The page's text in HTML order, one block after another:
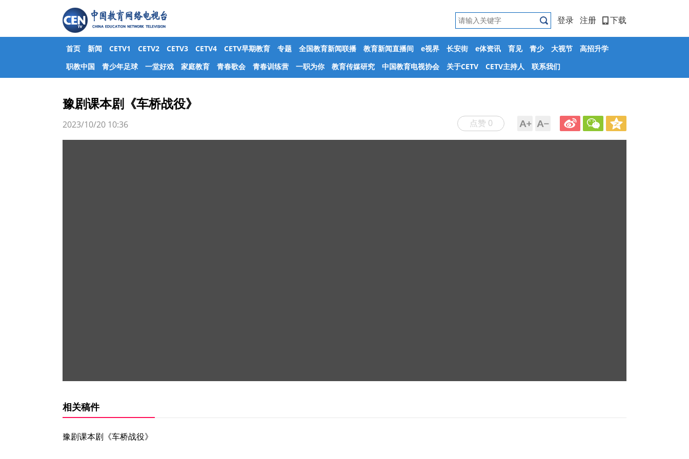
登录 注册 下载
首页 新闻 CETV1 CETV2 CETV3 CETV4 CETV早期教育 专题 全国教育新闻联播 教育新闻直播间 e视界 长安街 e体资讯 育见 青少 大视节
高招升学
职教中国
青少年足球 一堂好戏 家庭教育 青春歌会 青春训练营 一职为你 教育传媒研究 中国教育电视协会 关于CETV CETV主持人 联系我们
豫剧课本剧《车桥战役》
点赞 0
2023/10/20 10:36
相关稿件
豫剧课本剧《车桥战役》